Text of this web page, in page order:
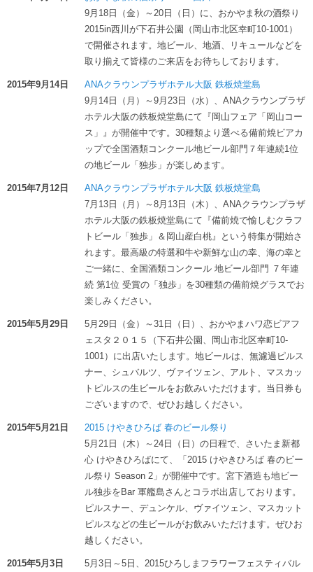
9月18日（金）～20日（日）に、おかやま秋の酒祭り
2015in西川が下石井公園（岡山市北区幸町10-1001）
で開催されます。地ビール、地酒、リキュールなどを
取り揃えて皆様のご来店をお待ちしております。
2015年9月14日
ANAクラウンプラザホテル大阪 鉄板焼堂島
9月14日（月）～9月23日（水）、ANAクラウンプラザ
ホテル大阪の鉄板焼堂島にて『岡山フェア「岡山コー
ス」』が開催中です。30種類より選べる備前焼ビアカ
ップで全国酒類コンクール地ビール部門７年連続1位
の地ビール「独歩」が楽しめます。
2015年7月12日
ANAクラウンプラザホテル大阪 鉄板焼堂島
7月13日（月）～8月13日（木）、ANAクラウンプラザ
ホテル大阪の鉄板焼堂島にて『備前焼で愉しむクラフ
トビール「独歩」＆岡山産白桃』という特集が開始さ
れます。最高級の特選和牛や新鮮な山の幸、海の幸と
ご一緒に、全国酒類コンクール 地ビール部門 ７年連
続 第1位 受賞の「独歩」を30種類の備前焼グラスでお
楽しみください。
2015年5月29日
5月29日（金）～31日（日）、おかやまハワ恋ビアフ
ェスタ２０１５（下石井公園、岡山市北区幸町10-
1001）に出店いたします。地ビールは、無濾過ピルス
ナー、シュバルツ、ヴァイツェン、アルト、マスカッ
トピルスの生ビールをお飲みいただけます。当日券も
ございますので、ぜひお越しください。
2015年5月21日
2015 けやきひろば 春のビール祭り
5月21日（木）～24日（日）の日程で、さいたま新都
心 けやきひろばにて、「2015 けやきひろば 春のビー
ル祭り Season 2」が開催中です。宮下酒造も地ビー
ル独歩をBar 軍艦島さんとコラボ出店しております。
ピルスナー、デュンケル、ヴァイツェン、マスカット
ピルスなどの生ビールがお飲みいただけます。ぜひお
越しください。
2015年5月3日
5月3日～5日、2015ひろしまフラワーフェスティバル